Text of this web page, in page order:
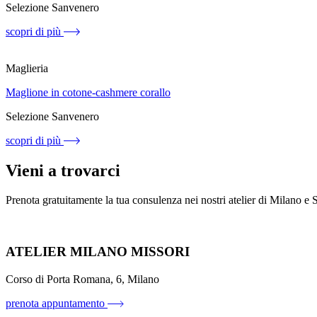
Selezione Sanvenero
scopri di più
Maglieria
Maglione in cotone-cashmere corallo
Selezione Sanvenero
scopri di più
Vieni a trovarci
Prenota gratuitamente la tua consulenza nei nostri atelier di Milano e
ATELIER MILANO MISSORI
Corso di Porta Romana, 6, Milano
prenota appuntamento